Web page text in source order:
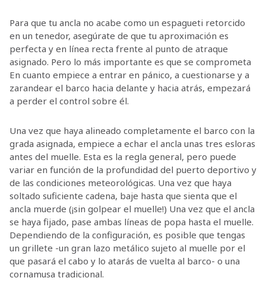
Para que tu ancla no acabe como un espagueti retorcido
en un tenedor, asegúrate de que tu aproximación es
perfecta y en línea recta frente al punto de atraque
asignado. Pero lo más importante es que se comprometa
En cuanto empiece a entrar en pánico, a cuestionarse y a
zarandear el barco hacia delante y hacia atrás, empezará
a perder el control sobre él.
Una vez que haya alineado completamente el barco con la
grada asignada, empiece a echar el ancla unas tres esloras
antes del muelle. Esta es la regla general, pero puede
variar en función de la profundidad del puerto deportivo y
de las condiciones meteorológicas. Una vez que haya
soltado suficiente cadena, baje hasta que sienta que el
ancla muerde (¡sin golpear el muelle!) Una vez que el ancla
se haya fijado, pase ambas líneas de popa hasta el muelle.
Dependiendo de la configuración, es posible que tengas
un grillete -un gran lazo metálico sujeto al muelle por el
que pasará el cabo y lo atarás de vuelta al barco- o una
cornamusa tradicional.